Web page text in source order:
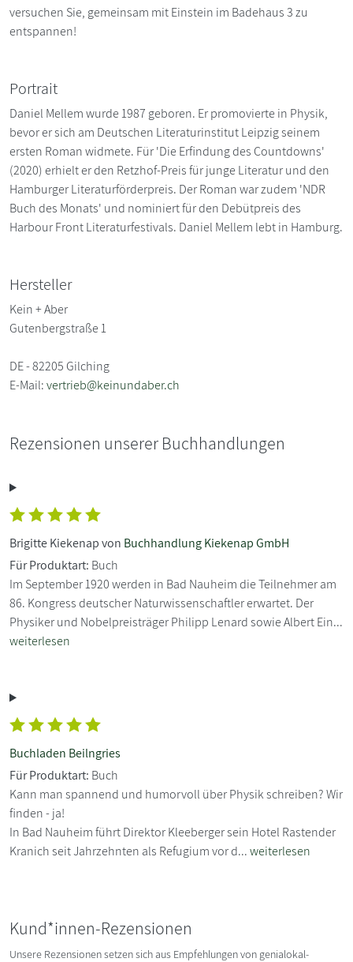
versuchen Sie, gemeinsam mit Einstein im Badehaus 3 zu
entspannen!
Portrait
Daniel Mellem wurde 1987 geboren. Er promovierte in Physik,
bevor er sich am Deutschen Literaturinstitut Leipzig seinem
ersten Roman widmete. Für 'Die Erfindung des Countdowns'
(2020) erhielt er den Retzhof-Preis für junge Literatur und den
Hamburger Literaturförderpreis. Der Roman war zudem 'NDR
Buch des Monats' und nominiert für den Debütpreis des
Harbour Front Literaturfestivals. Daniel Mellem lebt in Hamburg.
Hersteller
Kein + Aber
Gutenbergstraße 1
DE - 82205 Gilching
E-Mail:vertrieb@keinundaber.ch
Rezensionen unserer Buchhandlungen
Brigitte Kiekenap von Buchhandlung Kiekenap GmbH
Für Produktart: Buch
Im September 1920 werden in Bad Nauheim die Teilnehmer am
86. Kongress deutscher Naturwissenschaftler erwartet. Der
Physiker und Nobelpreisträger Philipp Lenard sowie Albert Ein...
weiterlesen
Buchladen Beilngries
Für Produktart: Buch
Kann man spannend und humorvoll über Physik schreiben? Wir
finden - ja!
In Bad Nauheim führt Direktor Kleeberger sein Hotel Rastender
Kranich seit Jahrzehnten als Refugium vor d...weiterlesen
Kund*innen-Rezensionen
Unsere Rezensionen setzen sich aus Empfehlungen von genialokal-